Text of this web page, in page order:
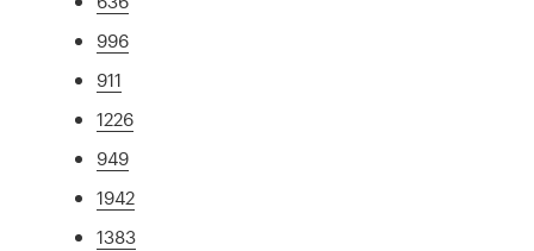
996
911
1226
949
1942
1383